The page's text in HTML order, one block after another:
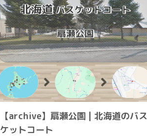
【archive】扇瀬公園 | 北海道のバス
ケットコート